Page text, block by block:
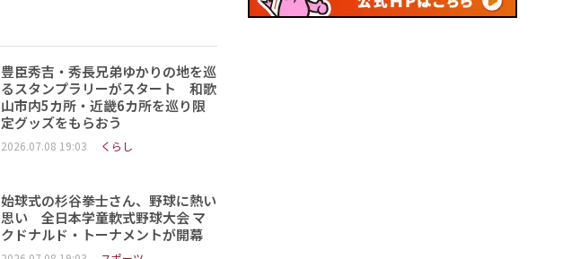
豊臣秀吉・秀長兄弟ゆかりの地を巡
るスタンプラリーがスタート 和歌
山市内5カ所・近畿6カ所を巡り限
定グッズをもらおう
2026.07.08 19:03 くらし
始球式の杉谷拳士さん、野球に熱い
思い 全日本学童軟式野球大会 マ
クドナルド・トーナメントが開幕